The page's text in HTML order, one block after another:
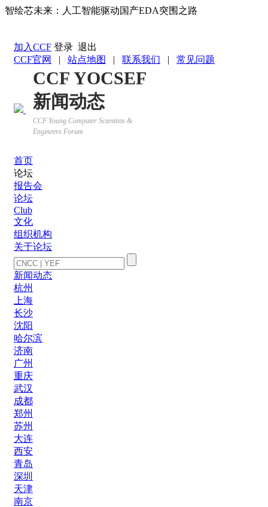
智绘芯未来：人工智能驱动国产EDA突围之路
加入CCF 登录 退出
CCF官网
| 站点地图 | 联系我们 | 常见问题
CCF YOCSEF
新闻动态
CCF Young Computer Scientists &
Engineers Forum
首页
论坛
报告会
论坛
Club
文化
组织机构
关于论坛
新闻动态
杭州
上海
长沙
沈阳
哈尔滨
济南
广州
重庆
武汉
成都
郑州
苏州
大连
西安
青岛
深圳
天津
南京